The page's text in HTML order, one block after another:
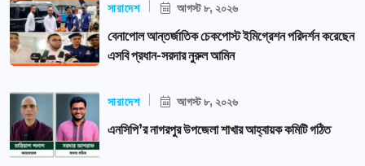
সারাদেশ আগস্ট ৮, ২০২৬
বেনাপোল আন্তর্জাতিক চেকপোস্ট ইমিগ্রেশন পরিদর্শন করেছেন
এসবি প্রধান-সরদার নুরুল আমিন
সারাদেশ আগস্ট ৮, ২০২৬
এনসিপি’র নাগরপুর উপজেলা শাখার আহ্বায়ক কমিটি গঠিত